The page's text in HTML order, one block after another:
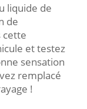
liquide de
de
cette
et testez
sensation
remplacé
!